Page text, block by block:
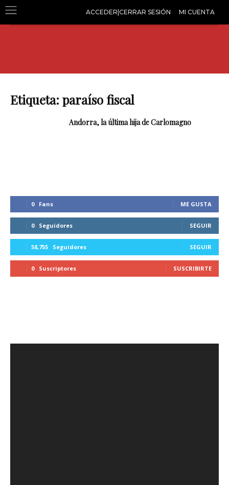
ACCEDER|CERRAR SESIÓN MI CUENTA
Etiqueta: paraíso fiscal
Andorra, la última hija de Carlomagno
0 Fans ME GUSTA
0 Seguidores SEGUIR
58,755 Seguidores SEGUIR
0 Suscriptores SUSCRIBIRTE